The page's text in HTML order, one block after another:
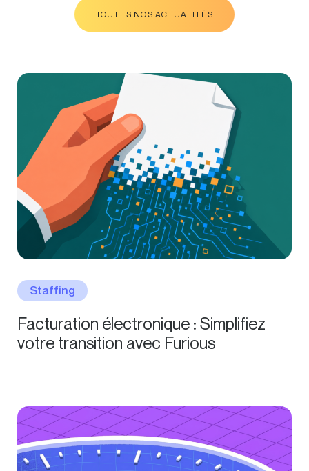
TOUTES NOS ACTUALITÉS
Staffing
Facturation électronique : Simplifiez
votre transition avec Furious